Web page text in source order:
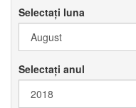
Selectați luna
Selectați anul